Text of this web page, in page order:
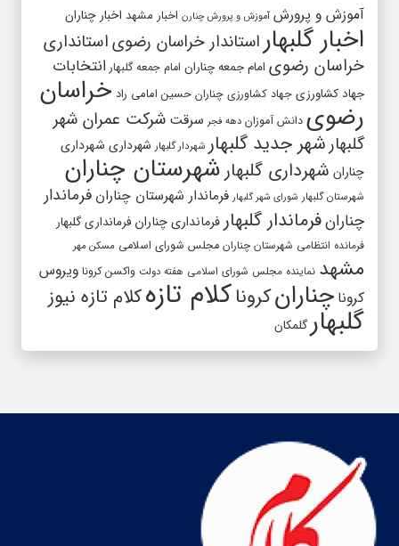
آموزش و پرورش آموزش و پرورش چنارن اخبار مشهد اخبار چناران
اخبار گلبهار استاندار خراسان رضویاستانداری
خراسان رضوی امام جمعه چناران امام جمعه گلبهار انتخابات
جهاد کشاورزی جهاد کشاورزی چناران حسین امامی راد خراسان
رضوی دانش آموزان دهه فجر سرقت شرکت عمران شهر
گلبهارشهر جدید گلبهار شهردار گلبهار شهرداری شهرداری
چناران شهرداری گلبهار شهرستان چناران
شهرستان گلبهار شورای شهر گلبهار فرماندار شهرستان چناران فرماندار
چنارانفرماندار گلبهار فرمانداری چناران فرمانداری گلبهار
فرمانده انتظامی شهرستان چناران مجلس شورای اسلامی مسکن مهر
مشهد نماینده مجلس شورای اسلامی هفته دولت واکسن کرونا ویروس
کرونا چنارانکروناکلام تازهکلام تازه نیوز
گلبهارگلمکان